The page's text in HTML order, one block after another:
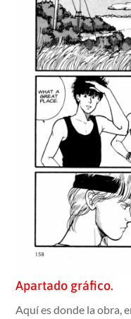
Apartado gráfico.
Aquí es donde la obra,